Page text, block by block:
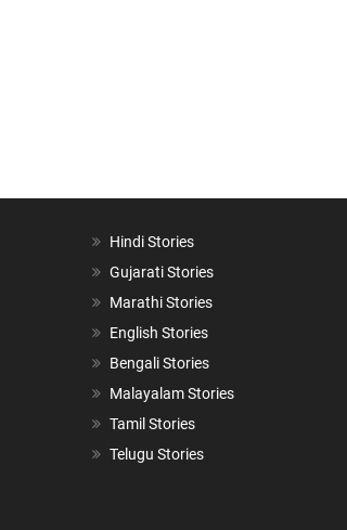
Hindi Stories
Gujarati Stories
Marathi Stories
English Stories
Bengali Stories
Malayalam Stories
Tamil Stories
Telugu Stories